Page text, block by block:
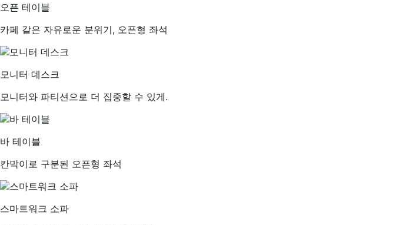
오픈 테이블
카페 같은 자유로운 분위기, 오픈형 좌석
모니터 데스크
모니터와 파티션으로 더 집중할 수 있게.
바 테이블
칸막이로 구분된 오픈형 좌석
스마트워크 소파